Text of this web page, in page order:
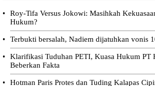
•
Roy-Tifa Versus Jokowi: Masihkah
Hukum?
• Terbukti bersalah, Nadiem dijatuhkan vonis
•
Klarifikasi Tuduhan PETI, Kuasa Hukum PT
Beberkan Fakta
•
Hotman Paris Protes dan Tuding Kalapas